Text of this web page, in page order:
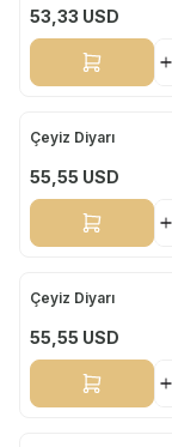
53,33 USD
Sepete Ekle
Yeni
Çeyiz Diyarı
55,55 USD
Sepete Ekle
Yeni
Çeyiz Diyarı
55,55 USD
Sepete Ekle